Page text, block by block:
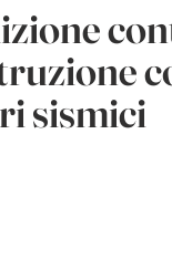
sismici